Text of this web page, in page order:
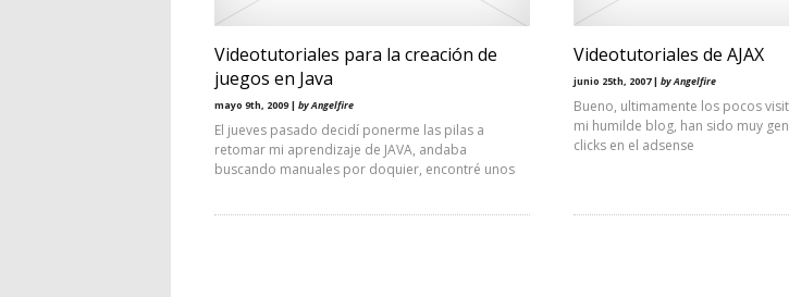
Videotutoriales para la creación de
juegos en Java
mayo 9th, 2009 | by Angelfire
El jueves pasado decidí ponerme las pilas a
retomar mi aprendizaje de JAVA, andaba
buscando manuales por doquier, encontré unos
Videotutoriales de AJAX
junio 25th, 2007 | by Angelfire
Bueno, ultimamente los pocos
mi humilde blog, han sido muy
clicks en el adsense